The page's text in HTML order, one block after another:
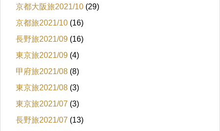
京都大阪旅2021/10 (29)
京都旅2021/10 (16)
長野旅2021/09 (16)
東京旅2021/09 (4)
甲府旅2021/08 (8)
東京旅2021/08 (3)
東京旅2021/07 (3)
長野旅2021/07 (13)